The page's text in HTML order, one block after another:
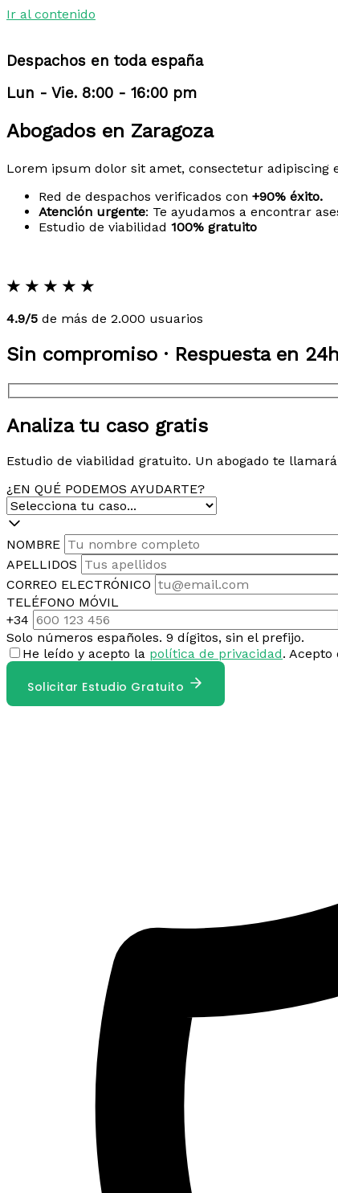
Ir al contenido
Despachos en toda españa
Lun - Vie. 8:00 - 16:00 pm
Abogados en Zaragoza
Lorem ipsum dolor sit amet, consectetur
Red de despachos verificados con +90% éxito.
Atención urgente: Te ayudamos a encontrar
Estudio de viabilidad 100% gratuito
★ ★ ★ ★ ★
4.9/5 de más de 2.000 usuarios
Sin compromiso · Respuesta en
Analiza tu caso gratis
Estudio de viabilidad gratuito. Un abogado te
¿EN QUÉ PODEMOS AYUDARTE?
NOMBRE
APELLIDOS
CORREO ELECTRÓNICO
TELÉFONO MÓVIL
+34
Solo números españoles. 9 dígitos, sin el prefijo.
He leído y acepto la política de privacidad. Acepto
Solicitar Estudio Gratuito